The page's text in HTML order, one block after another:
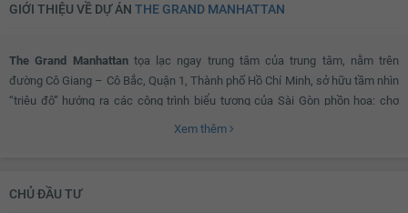
GIỚI THIỆU VỀ DỰ ÁN THE GRAND MANHATTAN
The Grand Manhattantọa lạc ngay trung tâm của trung tâm, nằm trên
đường Cô Giang – Cô Bắc, Quận 1, Thành phố Hồ Chí Minh, sở hữu tầm nhìn
“triệu đô” hướng ra các công trình biểu tượng của Sài Gòn phồn hoa: chợ
Xem thêm
CHỦ ĐẦU TƯ